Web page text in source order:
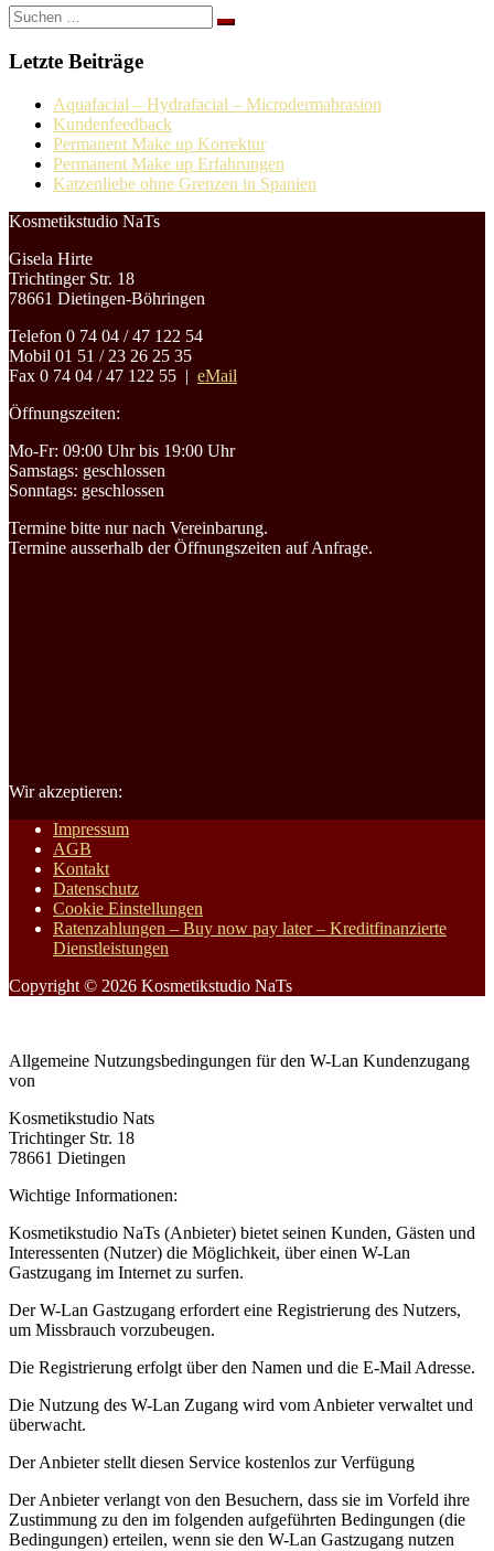
Suchen
nach:
Letzte Beiträge
Aquafacial – Hydrafacial – Microdermabrasion
Kundenfeedback
Permanent Make up Korrektur
Permanent Make up Erfahrungen
Katzenliebe ohne Grenzen in Spanien
Kosmetikstudio NaTs
Gisela Hirte
Trichtinger Str. 18
78661 Dietingen-Böhringen
Telefon 0 74 04 / 47 122 54
Mobil 01 51 / 23 26 25 35
Fax 0 74 04 / 47 122 55 | eMail
Öffnungszeiten:
Mo-Fr: 09:00 Uhr bis 19:00 Uhr
Samstags: geschlossen
Sonntags: geschlossen
Termine bitte nur nach Vereinbarung.
Termine ausserhalb der Öffnungszeiten auf Anfrage.
Wir akzeptieren:
Impressum
AGB
Kontakt
Datenschutz
Cookie Einstellungen
Ratenzahlungen – Buy now pay later – Kreditfinanzierte
Dienstleistungen
Copyright © 2026 Kosmetikstudio NaTs
Allgemeine Nutzungsbedingungen für den W-Lan Kundenzugang
von
Kosmetikstudio Nats
Trichtinger Str. 18
78661 Dietingen
Wichtige Informationen:
Kosmetikstudio NaTs (Anbieter) bietet seinen Kunden, Gästen und
Interessenten (Nutzer) die Möglichkeit, über einen W-Lan
Gastzugang im Internet zu surfen.
Der W-Lan Gastzugang erfordert eine Registrierung des Nutzers,
um Missbrauch vorzubeugen.
Die Registrierung erfolgt über den Namen und die E-Mail Adresse.
Die Nutzung des W-Lan Zugang wird vom Anbieter verwaltet und
überwacht.
Der Anbieter stellt diesen Service kostenlos zur Verfügung
Der Anbieter verlangt von den Besuchern, dass sie im Vorfeld ihre
Zustimmung zu den im folgenden aufgeführten Bedingungen (die
Bedingungen) erteilen, wenn sie den W-Lan Gastzugang nutzen